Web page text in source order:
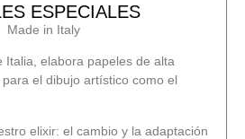
ESPECIALES
Made in Italy
Italia, elabora papeles de alta
el dibujo artístico como el
elixir: el cambio y la adaptación